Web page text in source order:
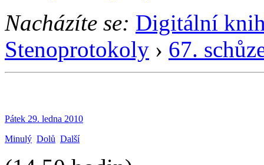
Nacházíte se: Digitální
Stenoprotokoly › 67.
Pátek 29. ledna 2010
Minulý Dolů Další